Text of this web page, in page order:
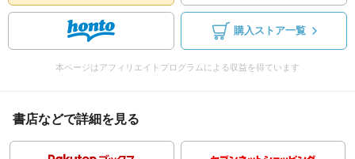
購入ストア一覧
本ページはアフィリエイトプログラムによる収益を得ています
書店などで詳細を見る